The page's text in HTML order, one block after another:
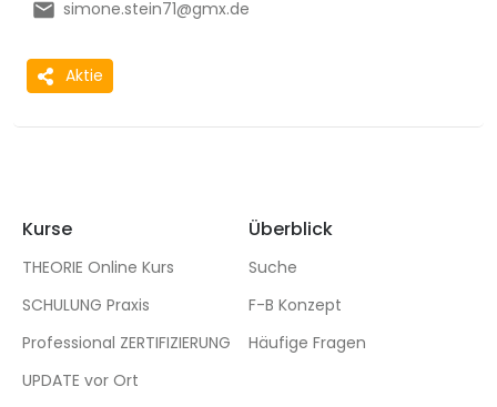
simone.stein71@gmx.de
Aktie
Kurse
THEORIE Online Kurs
SCHULUNG Praxis
Professional ZERTIFIZIERUNG
UPDATE vor Ort
Überblick
Suche
F-B Konzept
Häufige Fragen